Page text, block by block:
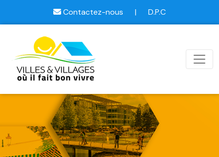
Contactez-nous | D.P.C